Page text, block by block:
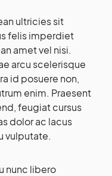
ultricies sit
felis imperdiet
amet vel nisi.
arcu scelerisque
id posuere non,
enim. Praesent
feugiat cursus
dolor ac lacus
vulputate.
nunc libero